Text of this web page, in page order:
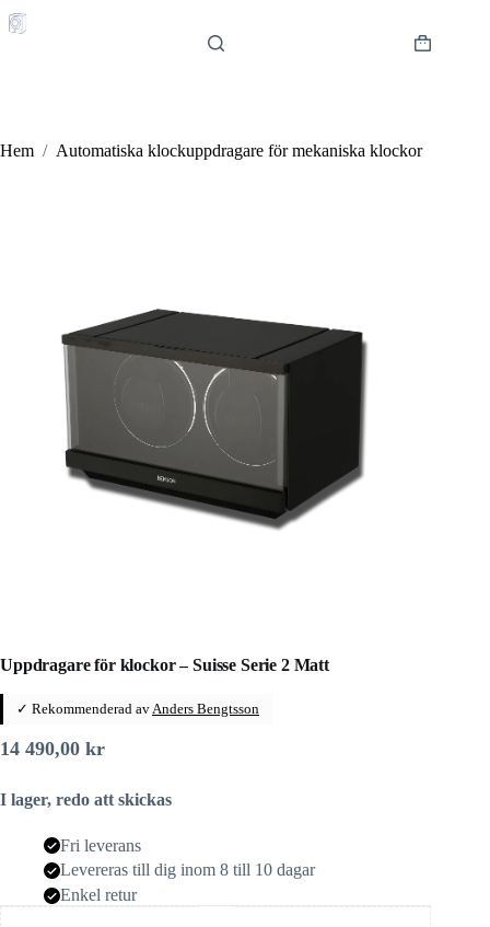
till
Varukorg
Hem / Automatiska klockuppdragare för mekaniska klockor
Uppdragare för klockor – Suisse Serie 2 Matt
✓ Rekommenderad av Anders Bengtsson
14 490,00 kr
I lager, redo att skickas
Fri leverans
Levereras till dig inom 8 till 10 dagar
Enkel retur